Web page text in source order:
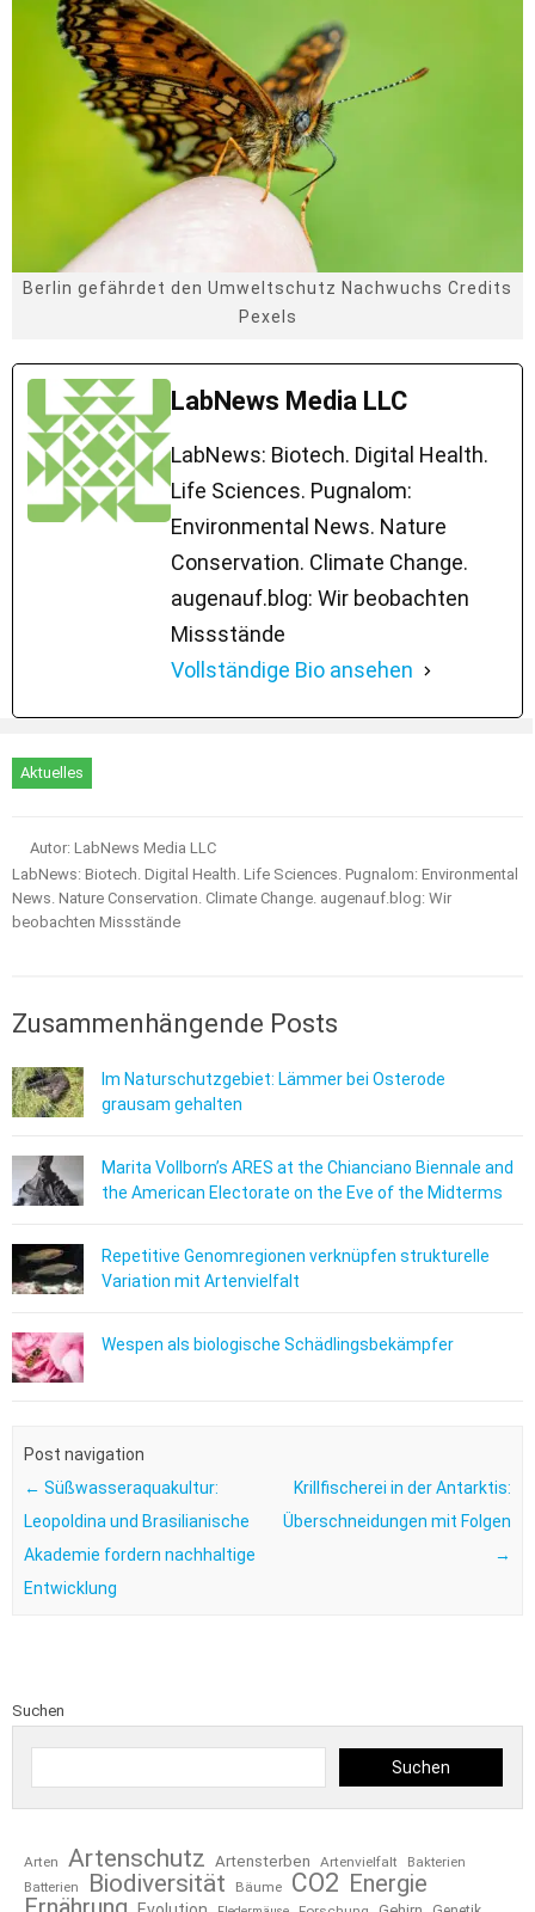
Berlin gefährdet den Umweltschutz Nachwuchs Credits
Pexels
LabNews Media LLC
LabNews: Biotech. Digital Health.
Life Sciences. Pugnalom:
Environmental News. Nature
Conservation. Climate Change.
augenauf.blog: Wir beobachten
Missstände
Vollständige Bio ansehen
Aktuelles
Autor: LabNews Media LLC
LabNews: Biotech. Digital Health. Life Sciences. Pugnalom: Environmental
News. Nature Conservation. Climate Change. augenauf.blog: Wir
beobachten Missstände
Zusammenhängende Posts
Im Naturschutzgebiet: Lämmer bei Osterode
grausam gehalten
Marita Vollborn’s ARES at the Chianciano Biennale and
the American Electorate on the Eve of the Midterms
Repetitive Genomregionen verknüpfen strukturelle
Variation mit Artenvielfalt
Wespen als biologische Schädlingsbekämpfer
Post navigation
← Süßwasseraquakultur:
Leopoldina und Brasilianische
Akademie fordern nachhaltige
Entwicklung
Krillfischerei in der Antarktis:
Überschneidungen mit Folgen
→
Suchen
Suchen
Arten Artenschutz Artensterben Artenvielfalt
Bakterien
Batterien
Biodiversität Bäume CO2 Energie